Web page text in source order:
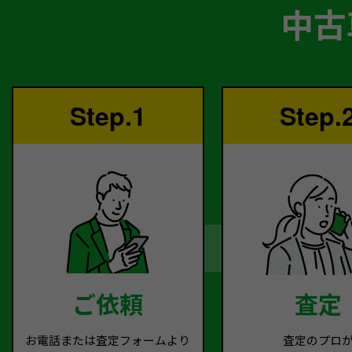
中
Step.1
ご依頼
お電話または査定フォームより
査定
査定のプロ